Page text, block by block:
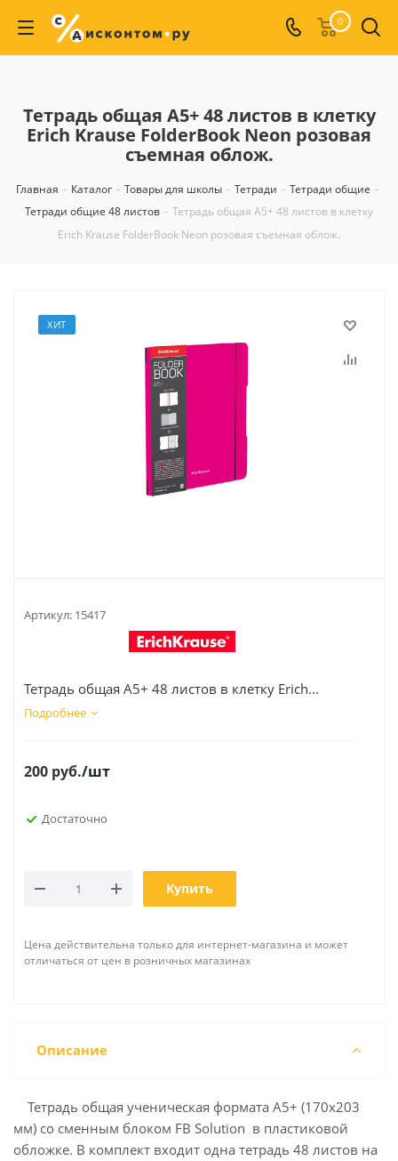
0
Тетрадь общая А5+ 48 листов в клетку
Erich Krause FolderBook Neon розовая
съемная облож.
Главная - Каталог - Товары для школы - Тетради - Тетради общие -
Тетради общие 48 листов - Тетрадь общая А5+ 48 листов в клетку
Erich Krause FolderBook Neon розовая съемная облож.
ХИТ
Артикул: 15417
Тетрадь общая А5+ 48 листов в клетку Erich...
Подробнее
200 руб./шт
Достаточно
Купить
Цена действительна только для интернет-магазина и может
отличаться от цен в розничных магазинах
Описание
Тетрадь общая ученическая формата А5+ (170x203
мм) со сменным блоком FB Solution в пластиковой
обложке. В комплект входит одна тетрадь 48 листов на